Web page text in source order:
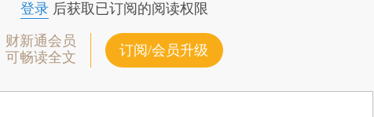
登录后获取已订阅的阅读权限
财新通会员
可畅读全文
订阅/会员升级